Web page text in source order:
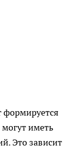
формируется
иметь
Это зависит